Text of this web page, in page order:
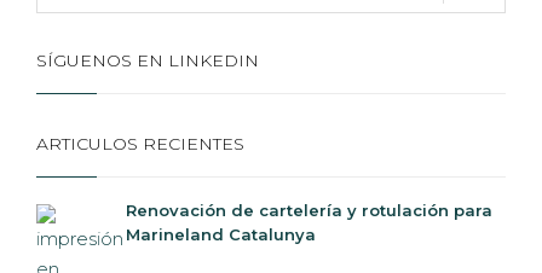
SÍGUENOS EN LINKEDIN
ARTICULOS RECIENTES
Renovación de cartelería y rotulación para
Marineland Catalunya